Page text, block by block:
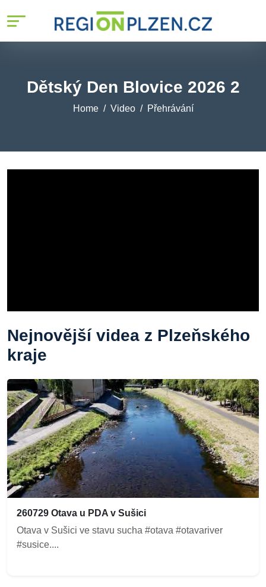
Dětský Den Blovice 2026 2
Home Video Přehrávání
Nejnovější videa z Plzeňského
kraje
260729 Otava u PDA v Sušici
Otava v Sušici ve stavu sucha #otava #otavariver
#susice....